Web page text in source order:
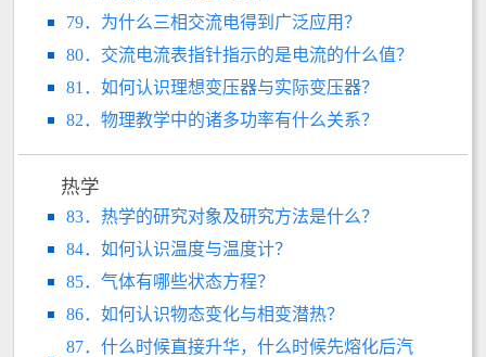
79．为什么三相交流电得到广泛应用？
80．交流电流表指针指示的是电流的什么值？
81．如何认识理想变压器与实际变压器？
82．物理教学中的诸多功率有什么关系？
热学
83．热学的研究对象及研究方法是什么？
84．如何认识温度与温度计？
85．气体有哪些状态方程？
86．如何认识物态变化与相变潜热？
87．什么时候直接升华，什么时候先熔化后汽